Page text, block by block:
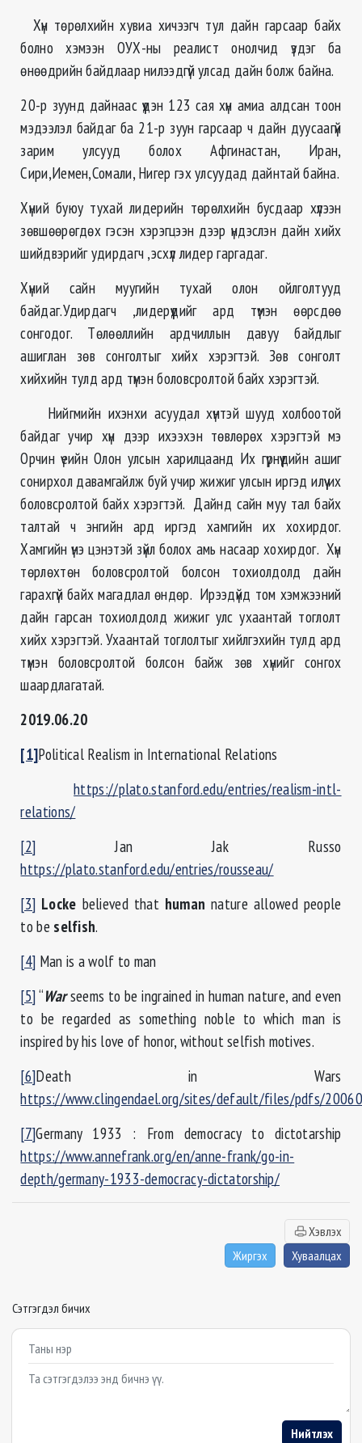
Хүн төрөлхийн хувиа хичээгч тул дайн гарсаар байх
болно хэмээн ОУХ-ны реалист онолчид үздэг ба
өнөөдрийн байдлаар нилээдгүй улсад дайн болж байна.
20-р зуунд дайнаас үүдэн 123 сая хүн амиа алдсан тоон
мэдээлэл байдаг ба 21-р зуун гарсаар ч дайн дуусаагүй
зарим улсууд болох Афгинастан, Иран,
Сири,Иемен,Сомали, Нигер гэх улсуудад дайнтай байна.
Хүний буюу тухай лидерийн төрөлхийн бусдаар хүлээн
зөвшөөрөгдөх гэсэн хэрэгцээн дээр үндэслэн дайн хийх
шийдвэрийг удирдагч ,эсхүл лидер гаргадаг.
Хүний сайн муугийн тухай олон ойлголтууд
байдаг.Удирдагч ,лидерүүдийг ард түмэн өөрсдөө
сонгодог. Төлөөллийн ардчиллын давуу байдлыг
ашиглан зөв сонголтыг хийх хэрэгтэй. Зөв сонголт
хийхийн тулд ард түмэн боловсролтой байх хэрэгтэй.
Нийгмийн ихэнхи асуудал хүнтэй шууд холбоотой
байдаг учир хүн дээр ихээхэн төвлөрөх хэрэгтэй мэ
Орчин үеийн Олон улсын харилцаанд Их гүрнүүдийн ашиг
сонирхол давамгайлж буй учир жижиг улсын иргэд илүү их
боловсролтой байх хэрэгтэй. Дайнд сайн муу тал байх
талтай ч энгийн ард иргэд хамгийн их хохирдог.
Хамгийн үнэ цэнэтэй зүйл болох амь насаар хохирдог. Хүн
төрлөхтөн боловсролтой болсон тохиолдолд дайн
гарахгүй байх магадлал өндөр. Ирээдүйд том хэмжээний
дайн гарсан тохиолдолд жижиг улс ухаантай тоглолт
хийх хэрэгтэй. Ухаантай тоглолтыг хийлгэхийн тулд ард
түмэн боловсролтой болсон байж зөв хүнийг сонгох
шаардлагатай.
2019.06.20
[1]Political Realism in International Relations
https://plato.stanford.edu/entries/realism-intl-
relations/
[2] Jan Jak Russo
https://plato.stanford.edu/entries/rousseau/
[3] Locke believed that human nature allowed people
to be selfish.
[4] Man is a wolf to man
[5]“Warseems to be ingrained in human nature, and even
to be regarded as something noble to which man is
inspired by his love of honor, without selfish motives.
[6]Death in Wars
https://www.clingendael.org/sites/default/files/pdfs/
[7]Germany 1933 : From democracy to dictotarship
https://www.annefrank.org/en/anne-frank/go-in-
depth/germany-1933-democracy-dictatorship/
Хэвлэх
Жиргэх
Хуваалцах
Сэтгэгдэл бичих
Example textarea
Нийтлэх